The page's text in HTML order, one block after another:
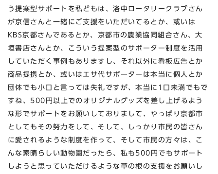
う提案型サポートを私どもは、洛中ロータリークラブさん
が京信さんと一緒にご支援をいただいてるとか、或いは
KBS京都さんであるとか、京都市の農業協同組合さん、大
垣書店さんとか、こういう提案型のサポーター制度を活用
していただく事例もありますし、それ以外に看板広告とか
商品提携とか、或いはエサ代サポーターは本当に個人とか
団体でも小口と言っては失礼ですが、本当に1口未満でもで
すね、500円以上でのオリジナルグッズを差し上げるよう
な形でサポートをお願いしておりまして、やっぱり京都市
としてもその努力をして、そして、しっかり市民の皆さん
に愛されるような制度を作って、そして市民の方々は、こ
んな素晴らしい動物園だったら、私も500円でもサポート
しようと思っていただけるような草の根の支援をお願いし